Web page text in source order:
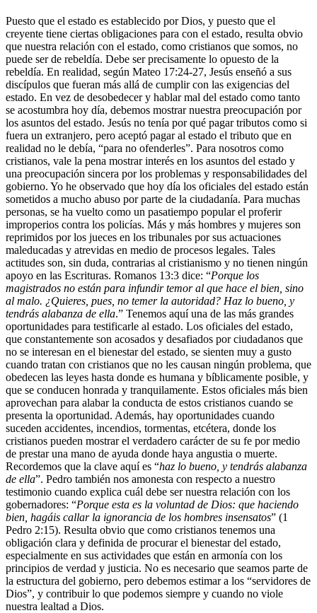
Puesto que el estado es establecido por Dios, y puesto que el
creyente tiene ciertas obligaciones para con el estado, resulta obvio
que nuestra relación con el estado, como cristianos que somos, no
puede ser de rebeldía. Debe ser precisamente lo opuesto de la
rebeldía. En realidad, según Mateo 17:24-27, Jesús enseñó a sus
discípulos que fueran más allá de cumplir con las exigencias del
estado. En vez de desobedecer y hablar mal del estado como tanto
se acostumbra hoy día, debemos mostrar nuestra preocupación por
los asuntos del estado. Jesús no tenía por qué pagar tributos como si
fuera un extranjero, pero aceptó pagar al estado el tributo que en
realidad no le debía, “para no ofenderles”. Para nosotros como
cristianos, vale la pena mostrar interés en los asuntos del estado y
una preocupación sincera por los problemas y responsabilidades del
gobierno. Yo he observado que hoy día los oficiales del estado están
sometidos a mucho abuso por parte de la ciudadanía. Para muchas
personas, se ha vuelto como un pasatiempo popular el proferir
improperios contra los policías. Más y más hombres y mujeres son
reprimidos por los jueces en los tribunales por sus actuaciones
maleducadas y atrevidas en medio de procesos legales. Tales
actitudes son, sin duda, contrarias al cristianismo y no tienen ningún
apoyo en las Escrituras. Romanos 13:3 dice: “Porque los
magistrados no están para infundir temor al que hace el bien, sino
al malo. ¿Quieres, pues, no temer la autoridad? Haz lo bueno, y
tendrás alabanza de ella.” Tenemos aquí una de las más grandes
oportunidades para testificarle al estado. Los oficiales del estado,
que constantemente son acosados y desafiados por ciudadanos que
no se interesan en el bienestar del estado, se sienten muy a gusto
cuando tratan con cristianos que no les causan ningún problema, que
obedecen las leyes hasta donde es humana y bíblicamente posible, y
que se conducen honrada y tranquilamente. Estos oficiales más bien
aprovechan para alabar la conducta de estos cristianos cuando se
presenta la oportunidad. Además, hay oportunidades cuando
suceden accidentes, incendios, tormentas, etcétera, donde los
cristianos pueden mostrar el verdadero carácter de su fe por medio
de prestar una mano de ayuda donde haya angustia o muerte.
Recordemos que la clave aquí es “haz lo bueno, y tendrás alabanza
de ella”. Pedro también nos amonesta con respecto a nuestro
testimonio cuando explica cuál debe ser nuestra relación con los
gobernadores: “Porque esta es la voluntad de Dios: que haciendo
bien, hagáis callar la ignorancia de los hombres insensatos” (1
Pedro 2:15). Resulta obvio que como cristianos tenemos una
obligación clara y definida de procurar el bienestar del estado,
especialmente en sus actividades que están en armonía con los
principios de verdad y justicia. No es necesario que seamos parte de
la estructura del gobierno, pero debemos estimar a los “servidores de
Dios”, y contribuir lo que podemos siempre y cuando no viole
nuestra lealtad a Dios.